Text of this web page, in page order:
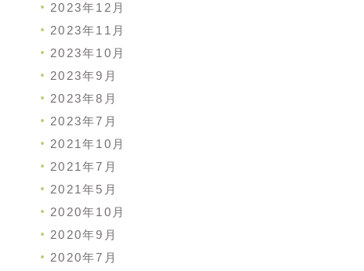
2023年12月
2023年11月
2023年10月
2023年9月
2023年8月
2023年7月
2021年10月
2021年7月
2021年5月
2020年10月
2020年9月
2020年7月